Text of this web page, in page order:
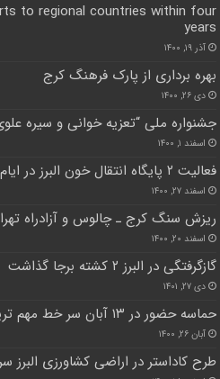
to regional countries within four
years
آذر ۱۹, ۱۴۰۰
بهره برداری از پارک فرهنگ کرج
دی ۲۶, ۱۴۰۰
جشنواره ملی “تعزیه خوانی و سیره
اسفند ۱, ۱۴۰۰
فعالیت ۲ پایگاه انتقال خون البرز در ایام نوروز
اسفند ۲۷, ۱۴۰۰
ریزش سنگ کرج ـ چالوس و آزادراه
اسفند ۲۰, ۱۴۰۰
گازگرفتگی در البرز ۲ کشته برجا گذاشت
دی ۲۷, ۱۴۰۱
حماسه حضور در ۱۳ آبان سر خط مهم ترین اخبار البرز
آبان ۲۶, ۱۴۰۰
طرح کاداستر در اراضی کشاورزی البرز